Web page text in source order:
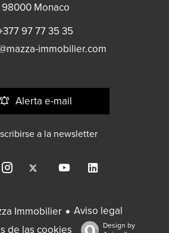
98000 Monaco
97 77 35 35
immobilier.com
Alerta e-mail
a la newsletter
Immobilier
Aviso legal
de las cookies
Design by